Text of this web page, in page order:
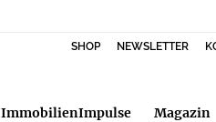
SHOP NEWSLETTER
ImmobilienImpulse Magazin